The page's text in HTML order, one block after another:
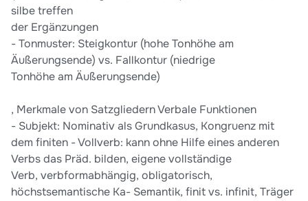
silbe treffen
der Ergänzungen
- Tonmuster: Steigkontur (hohe Tonhöhe am
Äußerungsende) vs. Fallkontur (niedrige
Tonhöhe am Äußerungsende)
, Merkmale von Satzgliedern Verbale Funktionen
- Subjekt: Nominativ als Grundkasus, Kongruenz mit
dem finiten - Vollverb: kann ohne Hilfe eines anderen
Verbs das Präd. bilden, eigene vollständige
Verb, verbformabhängig, obligatorisch,
höchstsemantische Ka- Semantik, finit vs. infinit, Träger